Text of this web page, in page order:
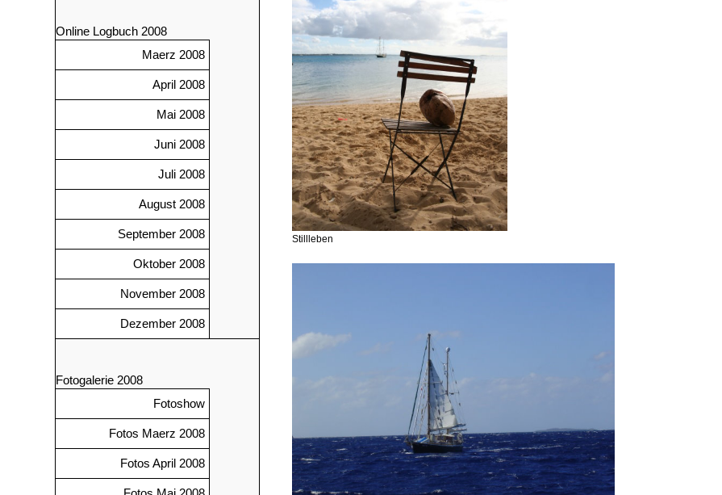
Online Logbuch 2008
Maerz 2008
April 2008
Mai 2008
Juni 2008
Juli 2008
August 2008
September 2008
Oktober 2008
November 2008
Dezember 2008
Fotogalerie 2008
Fotoshow
Fotos Maerz 2008
Fotos April 2008
Stillleben